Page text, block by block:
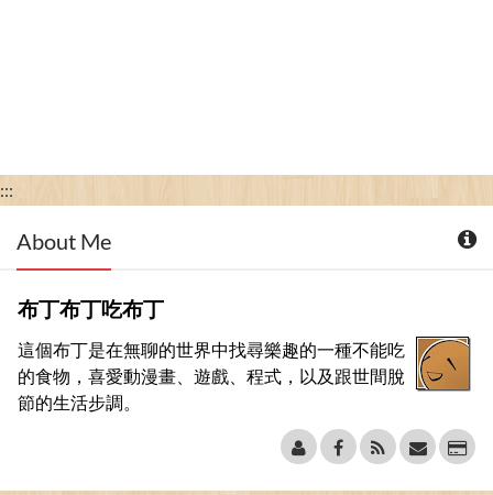
:::
About Me
布丁布丁吃布丁
這個布丁是在無聊的世界中找尋樂趣的一種不能吃
的食物，喜愛動漫畫、遊戲、程式，以及跟世間脫
節的生活步調。